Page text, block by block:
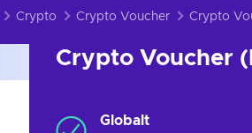
Crypto Crypto Voucher
Crypto Voucher
Globalt